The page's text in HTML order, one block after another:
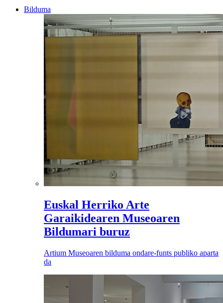
Bilduma
Euskal Herriko Arte
Garaikidearen Museoaren
Bildumari buruz
Artium Museoaren bilduma ondare-funts publiko aparta
da